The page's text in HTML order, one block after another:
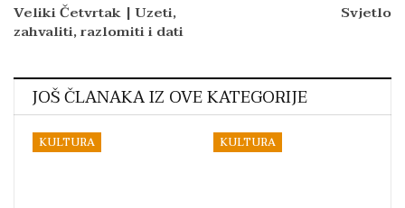
Veliki Četvrtak | Uzeti,
zahvaliti, razlomiti i dati
Svjetlo
JOŠ ČLANAKA IZ OVE KATEGORIJE
KULTURA KULTURA